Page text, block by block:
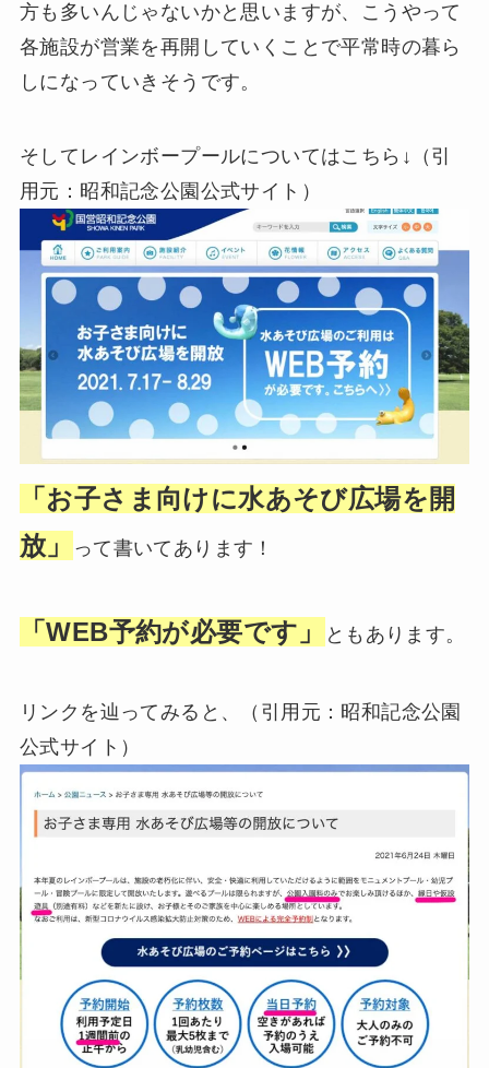
方も多いんじゃないかと思いますが、こうやって
各施設が営業を再開していくことで平常時の暮ら
しになっていきそうです。
そしてレインボープールについてはこちら↓（引
用元：昭和記念公園公式サイト）
「お子さま向けに水あそび広場を開
放」
って書いてあります！
「WEB予約が必要です」 ともあります。
リンクを辿ってみると、（引用元：昭和記念公園
公式サイト）